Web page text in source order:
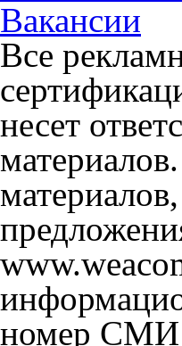
Вакансии
Все
несет
номер СМИ